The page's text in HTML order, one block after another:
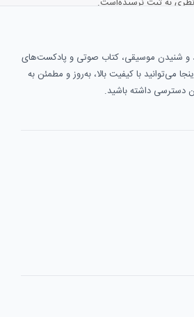
و شنیدن موسیقی، کتاب صوتی و پادکست‌های
می‌توانید با کیفیت بالا، به‌روز و مطمئن به
دسترسی داشته باشید.